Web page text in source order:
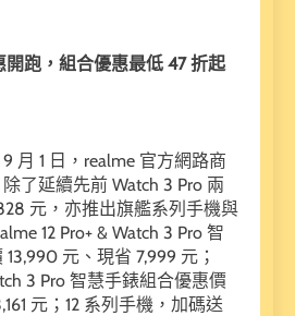
開跑，組合優惠最低 47 折起
月 1 日，realme 官方網路商
了延續先前 Watch 3 Pro 兩
元，亦推出旗艦系列手機與
12 Pro+ & Watch 3 Pro 智
元、現省 7,999 元；
3 Pro 智慧手錶組合優惠價
元；12 系列手機，加碼送